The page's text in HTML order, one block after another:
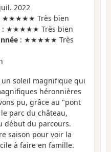
2022
★★★★★ Très bien
: ★★★★★ Très bien
: ★★★★★ Très
un soleil magnifique qui
héronnières
pu, grâce au "pont
parc du château,
début du parcours.
saison pour voir la
à faire en famille.